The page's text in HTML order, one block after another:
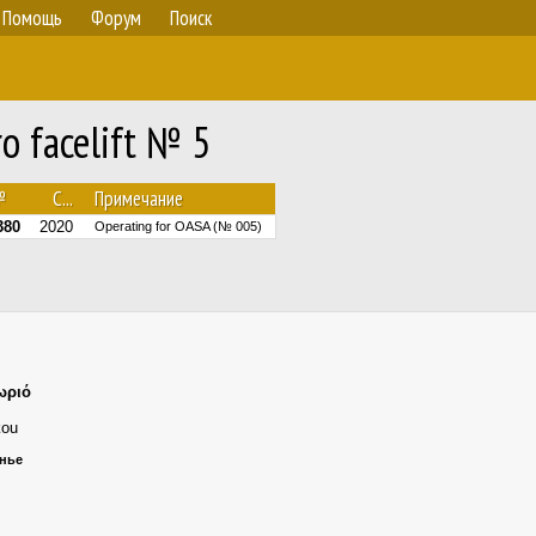
Помощь Форум Поиск
facelift № 5
С... Примечание
2020 Operating for OASA (№ 005)